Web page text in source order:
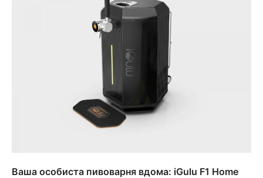
Ваша особиста пивоварня вдома: iGulu F1 Home